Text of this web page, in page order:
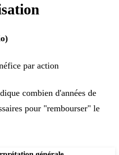
par action
combien d'années de
pour "rembourser" le